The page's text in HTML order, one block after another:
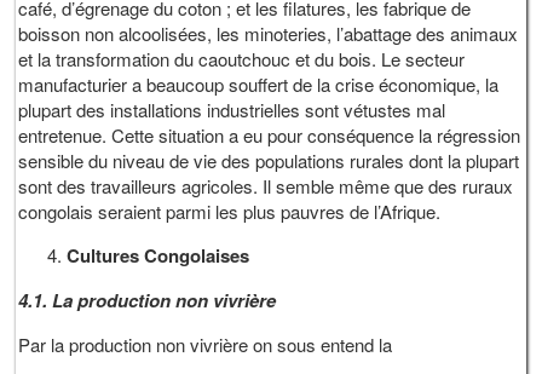
café, d’égrenage du coton ; et les filatures, les fabrique de
boisson non alcoolisées, les minoteries, l’abattage des animaux
et la transformation du caoutchouc et du bois. Le secteur
manufacturier a beaucoup souffert de la crise économique, la
plupart des installations industrielles sont vétustes mal
entretenue. Cette situation a eu pour conséquence la régression
sensible du niveau de vie des populations rurales dont la plupart
sont des travailleurs agricoles. Il semble même que des ruraux
congolais seraient parmi les plus pauvres de l’Afrique.
Cultures Congolaises
4.1. La production non vivrière
Par la production non vivrière on sous entend la